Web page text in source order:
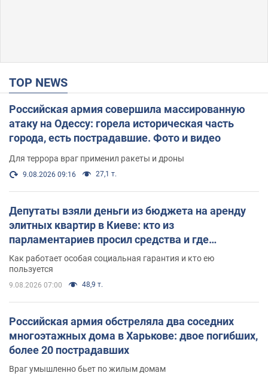
TOP NEWS
Российская армия совершила массированную
атаку на Одессу: горела историческая часть
города, есть пострадавшие. Фото и видео
Для террора враг применил ракеты и дроны
9.08.2026 09:16 27,1 т.
Депутаты взяли деньги из бюджета на аренду
элитных квартир в Киеве: кто из
парламентариев просил средства и где
поселился
Как работает особая социальная гарантия и кто ею
пользуется
9.08.2026 07:00 48,9 т.
Российская армия обстреляла два соседних
многоэтажных дома в Харькове: двое погибших,
более 20 пострадавших
Враг умышленно бьет по жилым домам